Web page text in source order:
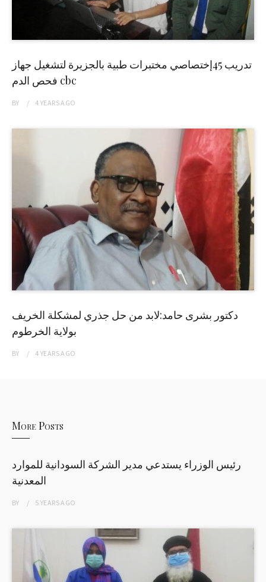
تدريب 45إختصاصي مختبرات طبية بالجزيرة لتشغيل جهاز
فحص الدم cbc
BY 4 YEARSAGO
دكتور بشرى حامد:لابد من حل جذري لمشكلة الخريف
بولاية الخرطوم
BY 4 YEARSAGO
More Posts
رئيس الوزراء يستدعي مدير الشركة السودانية للموارد
المعدنية
BY 5 YEARSAGO